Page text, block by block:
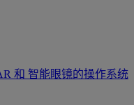
和 智能眼镜的操作系统